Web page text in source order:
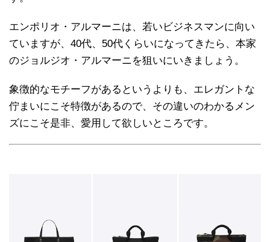
エンポリオ・アルマーニは、若いビジネスマンに向い
ていますが、40代、50代くらいになってきたら、本家
のジョルジオ・アルマーニを狙いにいきましょう。
象徴的なモチーフがあるというよりも、エレガントな
佇まいにこそ特徴があるので、その違いのわかるメン
ズにこそ是非、愛用して欲しいところです。